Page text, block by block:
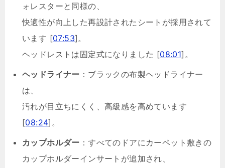
ォレスターと同様の、
快適性が向上した再設計されたシートが採用されて
います [07:53]。
ヘッドレストは固定式になりました [08:01]。
ヘッドライナー ：ブラックの布製ヘッドライナー
は、
汚れが目立ちにくく、高級感を高めています
[08:24]。
カップホルダー ：すべてのドアにカーペット敷きの
カップホルダーインサートが追加され、